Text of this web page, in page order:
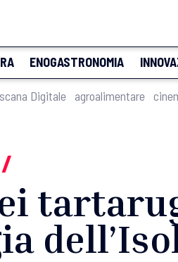
ENOGASTRONOMIA
Digitale agroalimentare
/